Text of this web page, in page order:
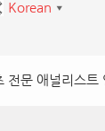
Korean ▼
전문 애널리스트